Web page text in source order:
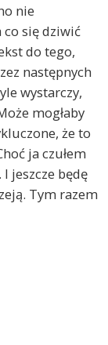
nie
co się dziwić
do tego,
następnych
wystarczy,
mogłaby
że to
ja czułem
jeszcze będę
Tym razem